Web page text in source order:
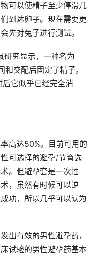
可以使精子至少停滞几
到达卵子。现在需要更
先对兔子进行测试。
研究显示，一种名为
交配后固定了精子。
它似乎已经完全消
高达50%。目前可用的
可选择的避孕/节育选
。但避孕套是一次性
，虽然有时候可以逆
功，所以几乎可以认为
出有效的男性避孕药，
试验的男性避孕药基本